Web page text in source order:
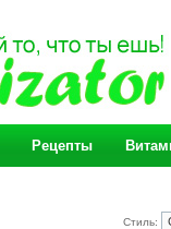
Рецепты
Стиль: